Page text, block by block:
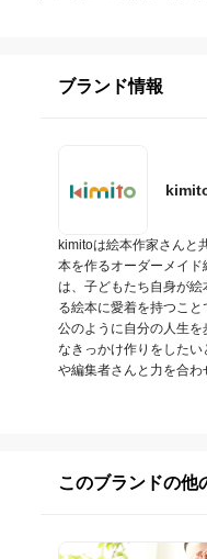
ブランド情報
kimitoは絵本作家さんと
本を作るオーダーメイ
は、子どもたち自身が絵
る絵本に愛着を持つこ
公のように自分の人生
なきっかけ作りをした
や編集者さんと力を合わ
このブランドの他